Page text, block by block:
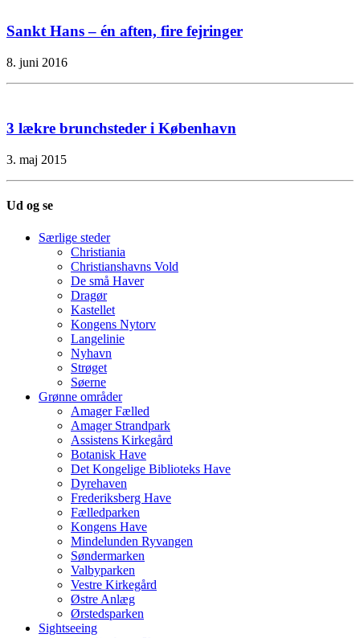
Sankt Hans – én aften, fire fejringer
8. juni 2016
3 lækre brunchsteder i København
3. maj 2015
Ud og se
Særlige steder
Christiania
Christianshavns Vold
De små Haver
Dragør
Kastellet
Kongens Nytorv
Langelinie
Nyhavn
Strøget
Søerne
Grønne områder
Amager Fælled
Amager Strandpark
Assistens Kirkegård
Botanisk Have
Det Kongelige Biblioteks Have
Dyrehaven
Frederiksberg Have
Fælledparken
Kongens Have
Mindelunden Ryvangen
Søndermarken
Valbyparken
Vestre Kirkegård
Østre Anlæg
Ørstedsparken
Sightseeing